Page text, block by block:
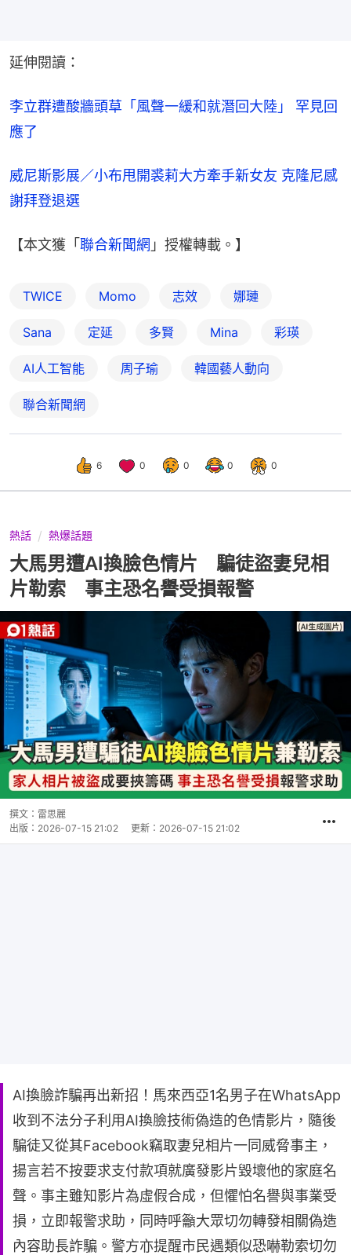
延伸閱讀：
李立群遭酸牆頭草「風聲一緩和就潛回大陸」 罕見回
應了
威尼斯影展／小布甩開裘莉大方牽手新女友 克隆尼感
謝拜登退選
【本文獲「 聯合新聞網 」授權轉載。】
TWICE Momo 志效 娜璉
Sana 定延 多賢 Mina 彩瑛
AI人工智能 周子瑜 韓國藝人動向
聯合新聞網
6 0 0 0 0
熱話 熱爆話題
大馬男遭AI換臉色情片 騙徒盜妻兒相
片勒索 事主恐名譽受損報警
撰文： 雷思麗
出版： 2026-07-15 21:02 更新： 2026-07-15 21:02
AI換臉詐騙再出新招！馬來西亞1名男子在WhatsApp
收到不法分子利用AI換臉技術偽造的色情影片，隨後
騙徒又從其Facebook竊取妻兒相片一同威脅事主，
揚言若不按要求支付款項就廣發影片毀壞他的家庭名
聲。事主雖知影片為虛假合成，但懼怕名譽與事業受
損，立即報警求助，同時呼籲大眾切勿轉發相關偽造
內容助長詐騙。警方亦提醒市民遇類似恐嚇勒索切勿